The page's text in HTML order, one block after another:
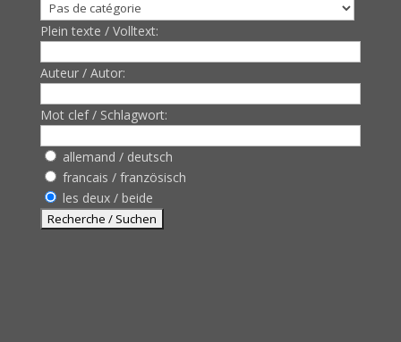
Plein texte / Volltext:
Auteur / Autor:
Mot clef / Schlagwort:
allemand / deutsch
francais / französisch
les deux / beide